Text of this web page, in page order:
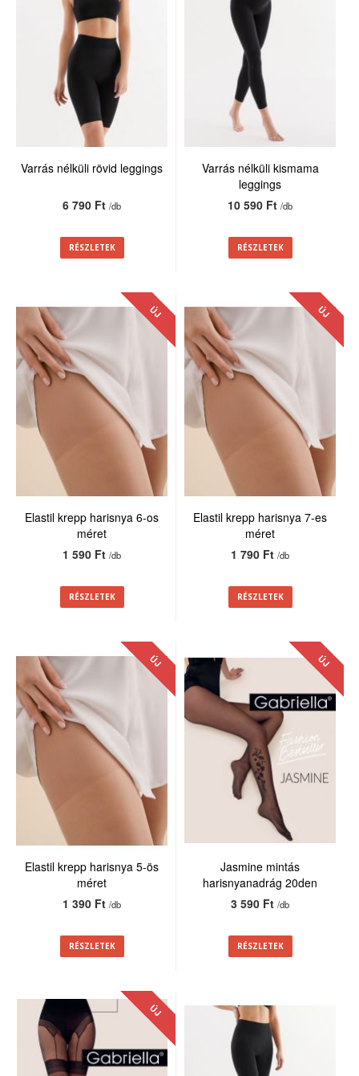
Varrás nélküli rövid leggings
6 790 Ft/db
RÉSZLETEK
Varrás nélküli kismama
leggings
10 590 Ft/db
RÉSZLETEK
ÚJ
Elastil krepp harisnya 6-os
méret
1 590 Ft/db
RÉSZLETEK
ÚJ
Elastil krepp harisnya 7-es
méret
1 790 Ft/db
RÉSZLETEK
ÚJ
Elastil krepp harisnya 5-ös
méret
1 390 Ft/db
RÉSZLETEK
ÚJ
Jasmine mintás
harisnyanadrág 20den
3 590 Ft/db
RÉSZLETEK
ÚJ